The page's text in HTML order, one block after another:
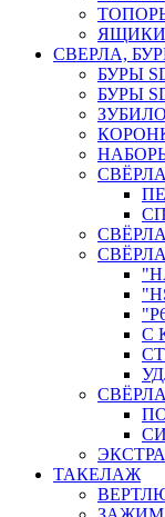
ЯЩИКИ
СВЕРЛА,
БУРЫ
БУРЫ
С
ПО
ТАКЕЛАЖ